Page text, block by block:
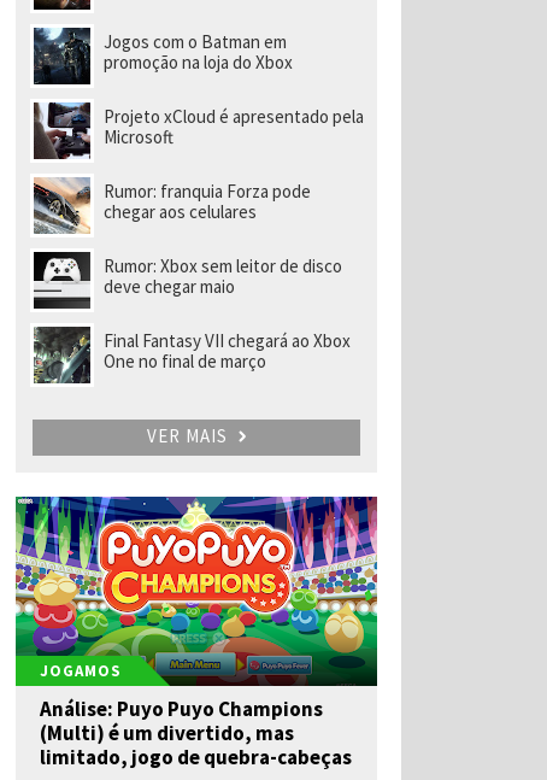
Jogos com o Batman em
promoção na loja do Xbox
Projeto xCloud é apresentado pela
Microsoft
Rumor: franquia Forza pode
chegar aos celulares
Rumor: Xbox sem leitor de disco
deve chegar maio
Final Fantasy VII chegará ao Xbox
One no final de março
VER MAIS
JOGAMOS
Análise: Puyo Puyo Champions
(Multi) é um divertido, mas
limitado, jogo de quebra-cabeças